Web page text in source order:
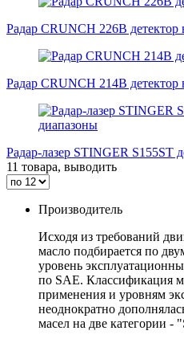
Радар CRUNCH 226B детектор
Радар CRUNCH 214B детектор
Радар-лазер STINGER S155ST
11 товара, выводить
Производитель
Исходя из требований
масло подбирается по
уровень
по SAE. Классификация
применения и уровням
неоднократно
масел на две категории -